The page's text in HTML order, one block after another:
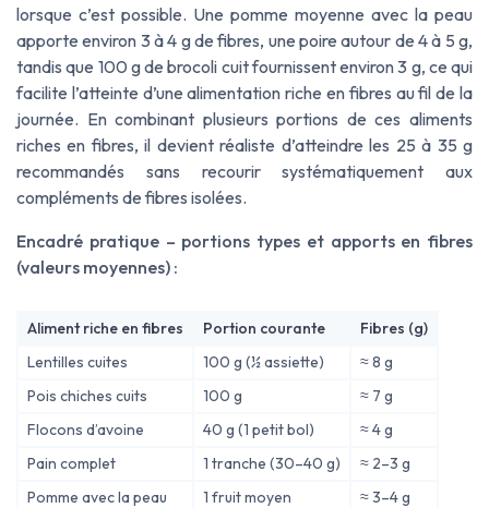
lorsque c’est possible. Une pomme moyenne avec la peau
apporte environ 3 à 4 g de fibres, une poire autour de 4 à 5 g,
tandis que 100 g de brocoli cuit fournissent environ 3 g, ce qui
facilite l’atteinte d’une alimentation riche en fibres au fil de la
journée. En combinant plusieurs portions de ces aliments
riches en fibres, il devient réaliste d’atteindre les 25 à 35 g
recommandés sans recourir systématiquement aux
compléments de fibres isolées.
Encadré pratique – portions types et apports en fibres
(valeurs moyennes) :
Aliment riche en fibres Portion courante
Fibres (g)
Lentilles cuites
100 g (½ assiette)
≈ 8 g
Pois chiches cuits
100 g
≈ 7 g
Flocons d’avoine
40 g (1 petit bol)
≈ 4 g
Pain complet
1 tranche (30–40 g)
≈ 2–3 g
Pomme avec la peau
1 fruit moyen
≈ 3–4 g